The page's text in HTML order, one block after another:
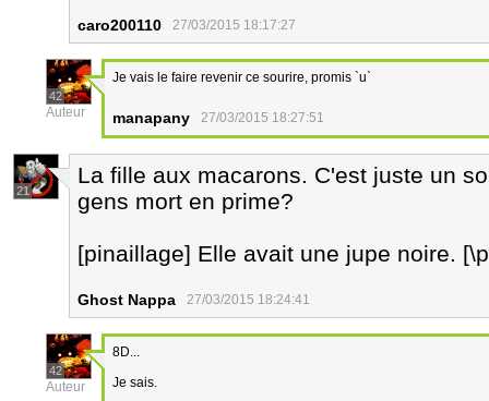
caro200110 27/03/2015 18:17:27
42
Auteur
Je vais le faire revenir ce sourire, promis `u`
manapany 27/03/2015 18:27:51
21
La fille aux macarons. C'est juste un
gens mort en prime?
[pinaillage] Elle avait une jupe noire.
Ghost Nappa 27/03/2015 18:24:41
42
Auteur
8D...
Je sais.